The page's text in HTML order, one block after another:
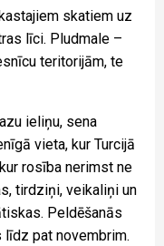
skatiem uz
līci. Pludmale –
teritorijām, te
ieliņu, sena
vieta, kur Turcijā
rosība nerimst ne
tirdziņi, veikaliņi un
Peldēšanās
līdz pat novembrim.